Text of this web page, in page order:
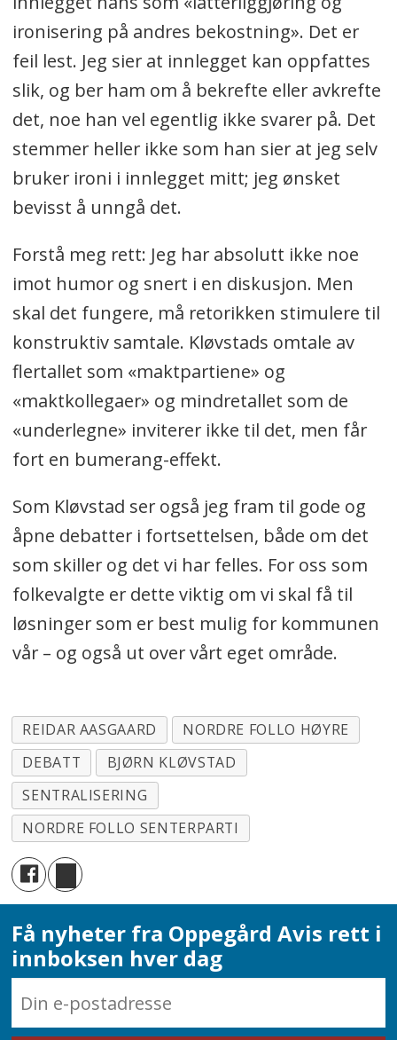
ironisering på andres bekostning». Det er
feil lest. Jeg sier at innlegget kan oppfattes
slik, og ber ham om å bekrefte eller avkrefte
det, noe han vel egentlig ikke svarer på. Det
stemmer heller ikke som han sier at jeg selv
bruker ironi i innlegget mitt; jeg ønsket
bevisst å unngå det.
Forstå meg rett: Jeg har absolutt ikke noe
imot humor og snert i en diskusjon. Men
skal det fungere, må retorikken stimulere til
konstruktiv samtale. Kløvstads omtale av
flertallet som «maktpartiene» og
«maktkollegaer» og mindretallet som de
«underlegne» inviterer ikke til det, men får
fort en bumerang-effekt.
Som Kløvstad ser også jeg fram til gode og
åpne debatter i fortsettelsen, både om det
som skiller og det vi har felles. For oss som
folkevalgte er dette viktig om vi skal få til
løsninger som er best mulig for kommunen
vår – og også ut over vårt eget område.
REIDAR AASGAARD
NORDRE FOLLO HØYRE
DEBATT
BJØRN KLØVSTAD
SENTRALISERING
NORDRE FOLLO SENTERPARTI
Få nyheter fra Oppegård Avis rett i
innboksen hver dag